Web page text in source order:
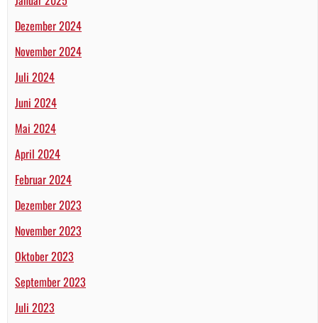
Dezember 2024
November 2024
Juli 2024
Juni 2024
Mai 2024
April 2024
Februar 2024
Dezember 2023
November 2023
Oktober 2023
September 2023
Juli 2023